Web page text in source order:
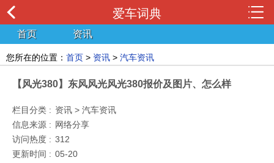
爱车词典
首页 资讯
您所在的位置： 首页 > 资讯 > 汽车资讯
【风光380】东风风光风光380报价及图片、怎么样
栏目分类 : 资讯 > 汽车资讯
信息来源 : 网络分享
访问热度 : 312
更新时间 : 05-20